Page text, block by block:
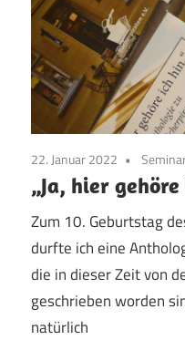
22. Januar 2022
„Ja, hier
Zum 10. Geburtstag
durfte ich eine
die in dieser Zeit von
geschrieben worden
natürlich